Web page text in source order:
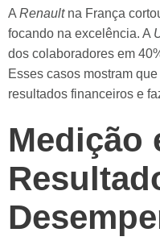
A Renaultna França
focando na excelência. A
dos colaboradores em
Esses casos mostram
resultados financeiros e
Medição